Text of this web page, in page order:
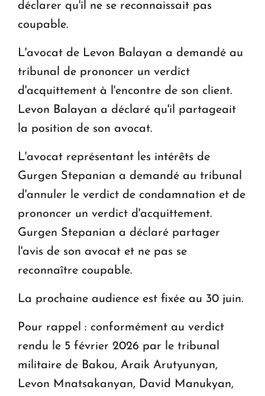
déclarer qu'il ne se reconnaissait pas
coupable.
L'avocat de Levon Balayan a demandé au
tribunal de prononcer un verdict
d'acquittement à l'encontre de son client.
Levon Balayan a déclaré qu'il partageait
la position de son avocat.
L'avocat représentant les intérêts de
Gurgen Stepanian a demandé au tribunal
d'annuler le verdict de condamnation et de
prononcer un verdict d'acquittement.
Gurgen Stepanian a déclaré partager
l'avis de son avocat et ne pas se
reconnaître coupable.
La prochaine audience est fixée au 30 juin.
Pour rappel : conformément au verdict
rendu le 5 février 2026 par le tribunal
militaire de Bakou, Araik Arutyunyan,
Levon Mnatsakanyan, David Manukyan,